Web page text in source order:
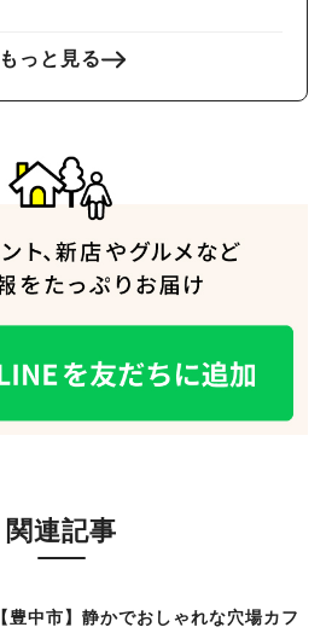
もっと見る
関連記事
【豊中市】静かでおしゃれな穴場カフ